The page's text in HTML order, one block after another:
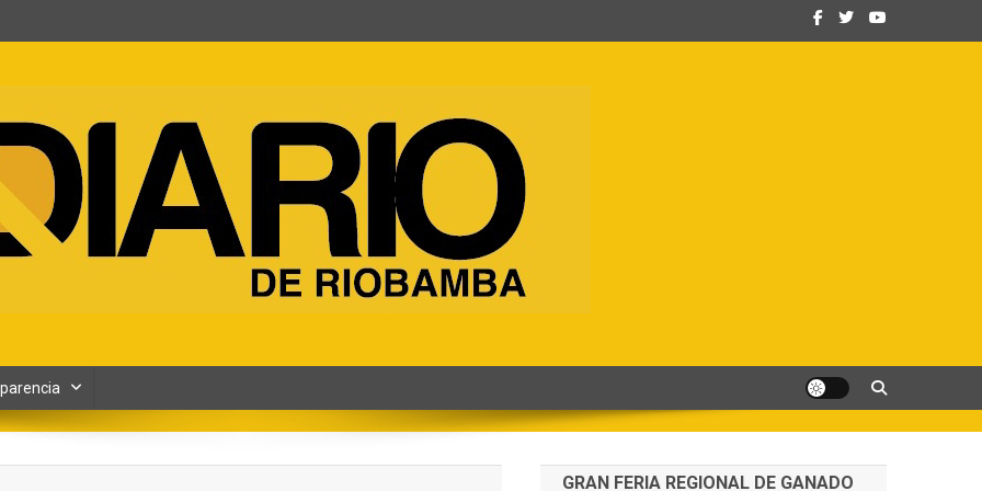
GRAN FERIA REGIONAL DE GANADO